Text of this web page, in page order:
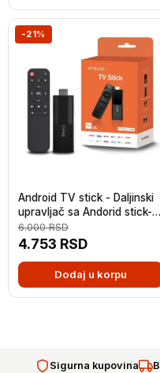
-21%
Android TV stick - Daljinski
upravljač sa Andorid stick-
om
4.753 RSD
6.000RSD
Dodaj u korpu
Sigurna kupovina